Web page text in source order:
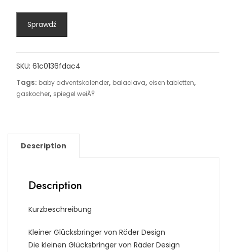
Sprawdź
SKU: 61c0136fdac4
Tags: baby adventskalender, balaclava, eisen tabletten,
gaskocher, spiegel weiÃŸ
Description
Description
Kurzbeschreibung
Kleiner Glücksbringer von Räder Design
Die kleinen Glücksbringer von Räder Design